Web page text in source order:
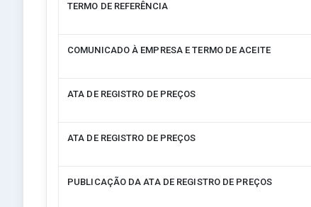
TERMO DE REFERÊNCIA
COMUNICADO À EMPRESA E TERMO DE ACEITE
ATA DE REGISTRO DE PREÇOS
ATA DE REGISTRO DE PREÇOS
PUBLICAÇÃO DA ATA DE REGISTRO DE PREÇOS